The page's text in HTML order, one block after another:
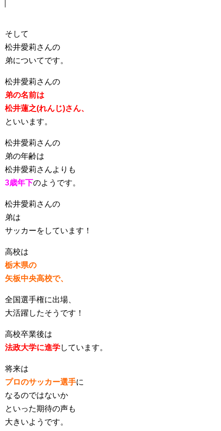
そして
松井愛莉さんの
弟についてです。
松井愛莉さんの
弟の名前は
松井蓮之(れんじ)さん、
といいます。
松井愛莉さんの
弟の年齢は
松井愛莉さんよりも
3歳年下のようです。
松井愛莉さんの
弟は
サッカーをしています！
高校は
栃木県の
矢板中央高校で、
全国選手権に出場、
大活躍したそうです！
高校卒業後は
法政大学に進学しています。
将来は
プロのサッカー選手に
なるのではないか
といった期待の声も
大きいようです。